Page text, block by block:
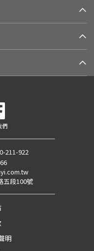
們
211-922
五段100號
明